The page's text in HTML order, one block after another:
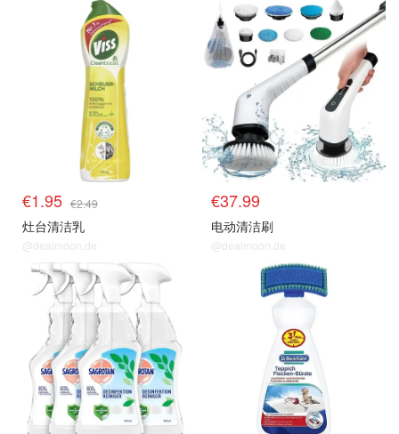
€1.95 €2.49
灶台清洁乳
@dealmoon.de
€37.99
电动清洁刷
@dealmoon.de